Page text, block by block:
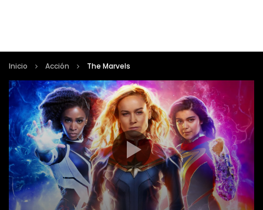
Inicio Acción The Marvels